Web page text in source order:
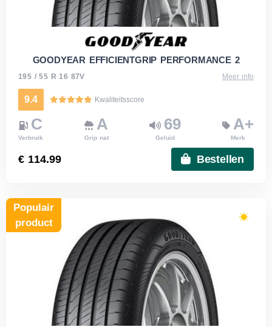
GOODYEAR EFFICIENTGRIP PERFORMANCE 2
195 / 55 R 16 87V Meer info
9.4 Kwaliteitsscore
C
Verbruik
A
Grip nat
69
Geluid
A+
Merk
€ 114.99 Bestellen
Populair
product